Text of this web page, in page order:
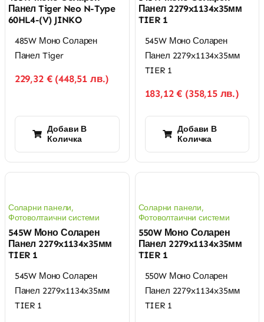
Панел Tiger Neo N-Type
60HL4-(V) JINKO
485W Моно Соларен
Панел Tiger
229,32 € (448,51 лв.)
Добави В
Количка
Панел 2279x1134x35мм
TIER 1
545W Моно Соларен
Панел 2279x1134x35мм
TIER 1
183,12€ (358,15 лв.)
Добави В
Количка
Соларни панели,
Фотоволтаични системи
545W Моно Соларен
Панел 2279x1134x35мм
TIER 1
545W Моно Соларен
Панел 2279x1134x35мм
TIER 1
Соларни панели,
Фотоволтаични системи
550W Моно Соларен
Панел 2279x1134x35мм
TIER 1
550W Моно Соларен
Панел 2279x1134x35мм
TIER 1